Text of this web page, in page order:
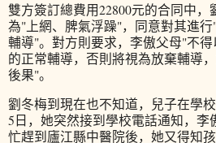
雙方簽訂總費用22800元的合同中，
為"上網、脾氣浮躁"，同意對其進
輔導"。對方則要求，李傲父母"不
的正常輔導，否則將視為放棄輔導
後果"。
劉冬梅到現在也不知道，兒子在學
5日，她突然接到學校電話通知，李
忙趕到廬江縣中醫院後，她又得知